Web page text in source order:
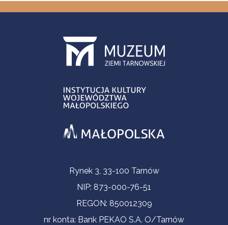
Informacje kontaktoweRynek 3, 33-100 Tarnów
NIP: 873-000-76-51
REGON: 850012309
nr konta: Bank PEKAO S.A. O/Tarnów